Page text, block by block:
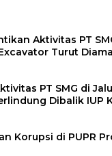
Aktivitas PT
Turut
PT SMG di
Dibalik IUP
Korupsi di PUPR